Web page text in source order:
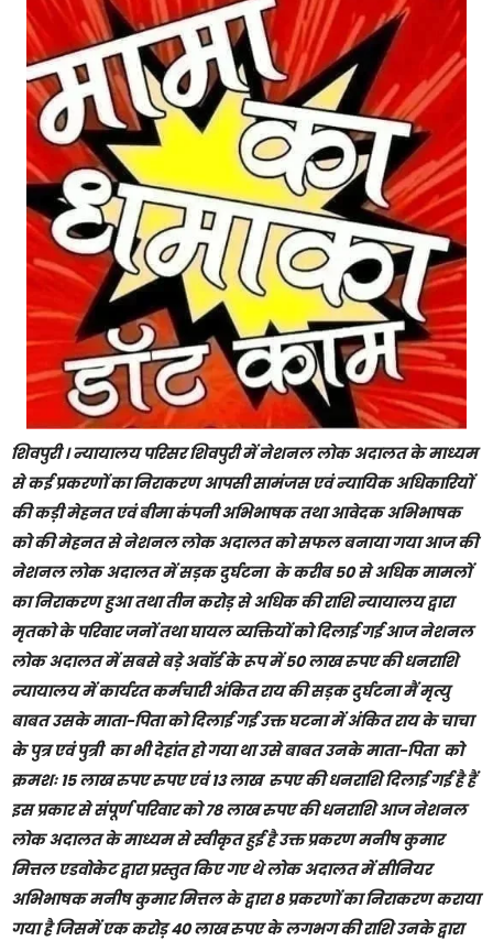
शिवपुरी । न्यायालय परिसर शिवपुरी में नेशनल लोक अदालत के माध्यम
से कई प्रकरणों का निराकरण आपसी सामंजस एवं न्यायिक अधिकारियों
की कड़ी मेहनत एवं बीमा कंपनी अभिभाषक तथा आवेदक अभिभाषक
को की मेहनत से नेशनल लोक अदालत को सफल बनाया गया आज की
नेशनल लोक अदालत में सड़क दुर्घटना के करीब 50 से अधिक मामलों
का निराकरण हुआ तथा तीन करोड़ से अधिक की राशि न्यायालय द्वारा
मृतको के परिवार जनों तथा घायल व्यक्तियों को दिलाई गई आज नेशनल
लोक अदालत में सबसे बड़े अवॉर्ड के रूप में 50 लाख रुपए की धनराशि
न्यायालय में कार्यरत कर्मचारी अंकित राय की सड़क दुर्घटना मैं मृत्यु
बाबत उसके माता-पिता को दिलाई गई उक्त घटना में अंकित राय के चाचा
के पुत्र एवं पुत्री का भी देहांत हो गया था उसे बाबत उनके माता-पिता को
क्रमशः 15 लाख रुपए रुपए एवं 13 लाख रुपए की धनराशि दिलाई गई है हैं
इस प्रकार से संपूर्ण परिवार को 78 लाख रुपए की धनराशि आज नेशनल
लोक अदालत के माध्यम से स्वीकृत हुई है उक्त प्रकरण मनीष कुमार
मित्तल एडवोकेट द्वारा प्रस्तुत किए गए थे लोक अदालत में सीनियर
अभिभाषक मनीष कुमार मित्तल के द्वारा 8 प्रकरणों का निराकरण कराया
गया है जिसमें एक करोड़ 40 लाख रुपए के लगभग की राशि उनके द्वारा